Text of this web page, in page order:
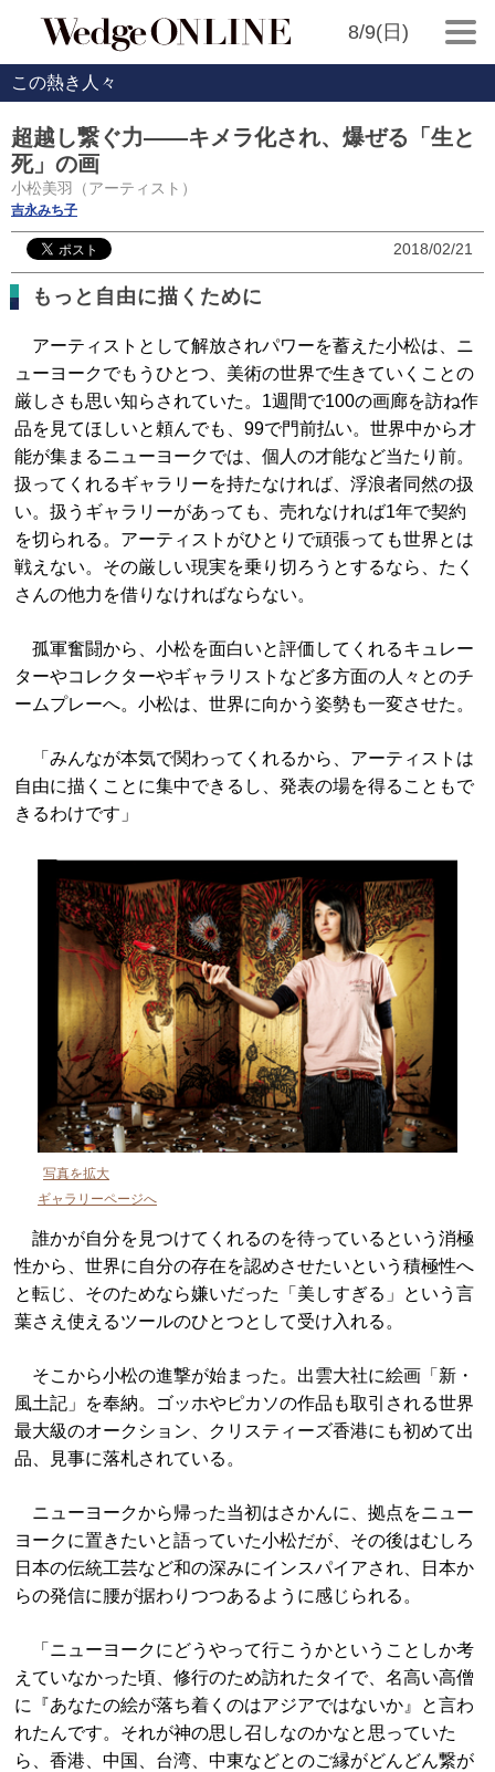
8/9(日)
この熱き人々
超越し繋ぐ力――キメラ化され、爆ぜる「生と
死」の画
小松美羽（アーティスト）
吉永みち子
2018/02/21
もっと自由に描くために
アーティストとして解放されパワーを蓄えた小松は、ニ
ューヨークでもうひとつ、美術の世界で生きていくことの
厳しさも思い知らされていた。1週間で100の画廊を訪ね作
品を見てほしいと頼んでも、99で門前払い。世界中から才
能が集まるニューヨークでは、個人の才能など当たり前。
扱ってくれるギャラリーを持たなければ、浮浪者同然の扱
い。扱うギャラリーがあっても、売れなければ1年で契約
を切られる。アーティストがひとりで頑張っても世界とは
戦えない。その厳しい現実を乗り切ろうとするなら、たく
さんの他力を借りなければならない。
孤軍奮闘から、小松を面白いと評価してくれるキュレー
ターやコレクターやギャラリストなど多方面の人々とのチ
ームプレーへ。小松は、世界に向かう姿勢も一変させた。
「みんなが本気で関わってくれるから、アーティストは
自由に描くことに集中できるし、発表の場を得ることもで
きるわけです」
写真を拡大
ギャラリーページへ
誰かが自分を見つけてくれるのを待っているという消極
性から、世界に自分の存在を認めさせたいという積極性へ
と転じ、そのためなら嫌いだった「美しすぎる」という言
葉さえ使えるツールのひとつとして受け入れる。
そこから小松の進撃が始まった。出雲大社に絵画「新・
風土記」を奉納。ゴッホやピカソの作品も取引される世界
最大級のオークション、クリスティーズ香港にも初めて出
品、見事に落札されている。
ニューヨークから帰った当初はさかんに、拠点をニュー
ヨークに置きたいと語っていた小松だが、その後はむしろ
日本の伝統工芸など和の深みにインスパイアされ、日本か
らの発信に腰が据わりつつあるように感じられる。
「ニューヨークにどうやって行こうかということしか考
えていなかった頃、修行のため訪れたタイで、名高い高僧
に『あなたの絵が落ち着くのはアジアではないか』と言わ
れたんです。それが神の思し召しなのかなと思っていた
ら、香港、中国、台湾、中東などとのご縁がどんどん繋が